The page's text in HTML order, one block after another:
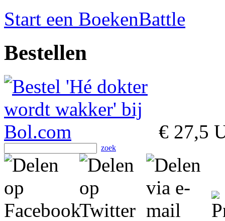
Start een BoekenBattle
Bestellen
€ 27,5
zoek